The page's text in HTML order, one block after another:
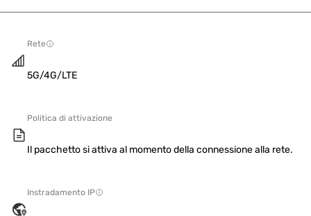
Rete
5G/4G/LTE
Politica di attivazione
Il pacchetto si attiva al momento della connessione alla rete.
Instradamento IP